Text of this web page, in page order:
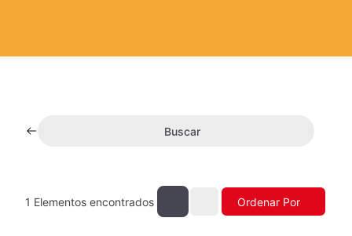
Buscar
1 Elementos encontrados Ordenar Por